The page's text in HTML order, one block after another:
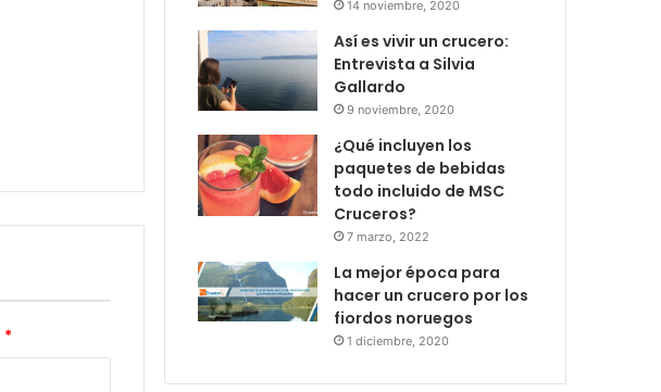
*
14 noviembre, 2020
Así es vivir un crucero:
Entrevista a Silvia
Gallardo
9 noviembre, 2020
¿Qué incluyen los
paquetes de bebidas
todo incluido de MSC
Cruceros?
7 marzo, 2022
La mejor época para
hacer un crucero por los
fiordos noruegos
1 diciembre, 2020